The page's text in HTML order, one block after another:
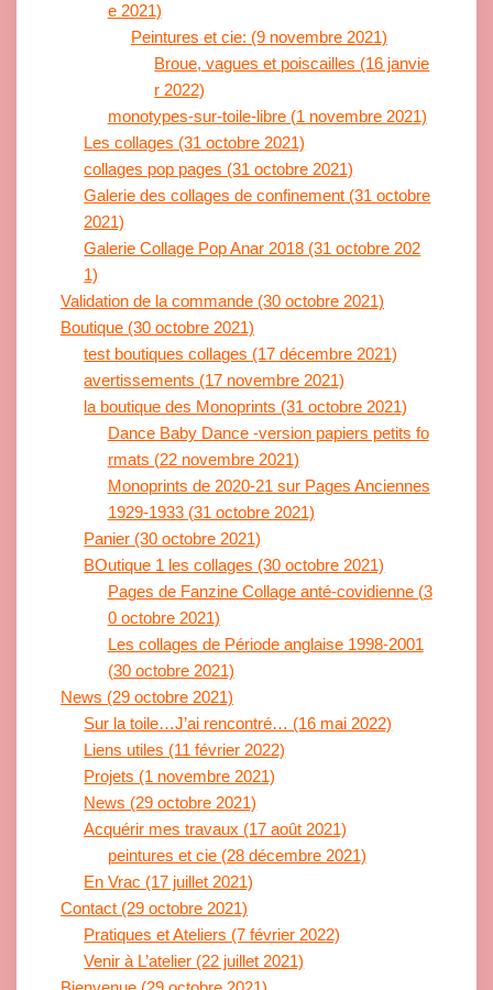
e 2021)
Peintures et cie: (9 novembre 2021)
Broue, vagues et poiscailles (16 janvie
r 2022)
monotypes-sur-toile-libre (1 novembre 2021)
Les collages (31 octobre 2021)
collages pop pages (31 octobre 2021)
Galerie des collages de confinement (31 octobre
2021)
Galerie Collage Pop Anar 2018 (31 octobre 202
1)
Validation de la commande (30 octobre 2021)
Boutique (30 octobre 2021)
test boutiques collages (17 décembre 2021)
avertissements (17 novembre 2021)
la boutique des Monoprints (31 octobre 2021)
Dance Baby Dance -version papiers petits fo
rmats (22 novembre 2021)
Monoprints de 2020-21 sur Pages Anciennes
1929-1933 (31 octobre 2021)
Panier (30 octobre 2021)
BOutique 1 les collages (30 octobre 2021)
Pages de Fanzine Collage anté-covidienne (3
0 octobre 2021)
Les collages de Période anglaise 1998-2001
(30 octobre 2021)
News (29 octobre 2021)
Sur la toile…J’ai rencontré… (16 mai 2022)
Liens utiles (11 février 2022)
Projets (1 novembre 2021)
News (29 octobre 2021)
Acquérir mes travaux (17 août 2021)
peintures et cie (28 décembre 2021)
En Vrac (17 juillet 2021)
Contact (29 octobre 2021)
Pratiques et Ateliers (7 février 2022)
Venir à L’atelier (22 juillet 2021)